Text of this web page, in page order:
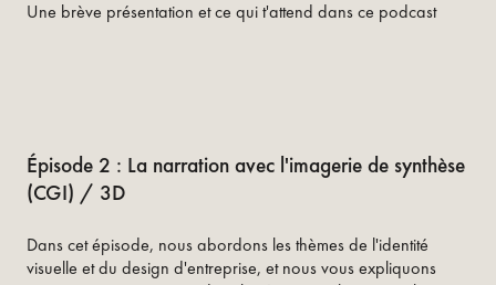
Une brève présentation et ce qui t'attend dans ce podcast
Épisode 2 : La narration avec l'imagerie de synthèse
(CGI) / 3D
Dans cet épisode, nous abordons les thèmes de l'identité
visuelle et du design d'entreprise, et nous vous expliquons